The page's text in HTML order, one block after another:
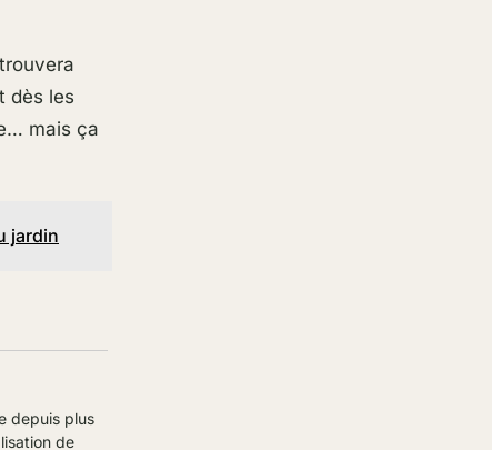
dès les
mais ça
jardin
depuis plus
de